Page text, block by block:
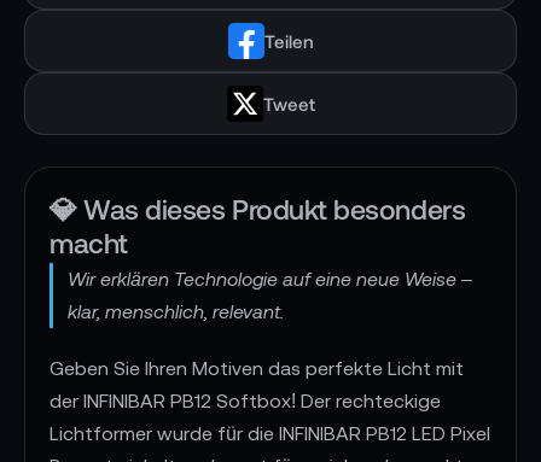
Teilen
Tweet
💎 Was dieses Produkt besonders
macht
Wir erklären Technologie auf eine neue Weise –
klar, menschlich, relevant.
Geben Sie Ihren Motiven das perfekte Licht mit
der INFINIBAR PB12 Softbox! Der rechteckige
Lichtformer wurde für die INFINIBAR PB12 LED Pixel